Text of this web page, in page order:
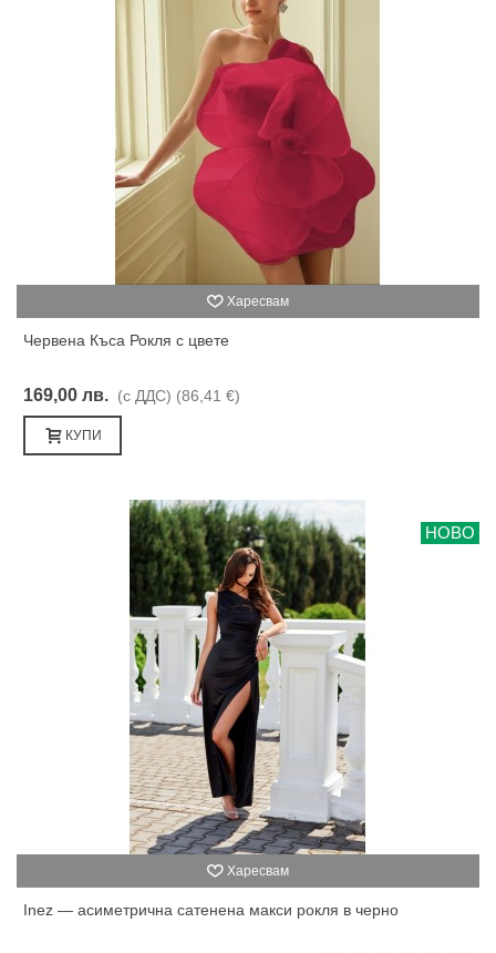
Харесвам
Червена Къса Рокля с цвете
169,00 лв. (с ДДС) (86,41 €)
КУПИ
НОВО
Харесвам
Inez — асиметрична сатенена макси рокля в черно